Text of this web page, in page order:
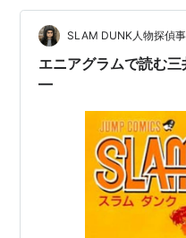
SLAM DUNK人物探偵
エニアグラムで読む
—